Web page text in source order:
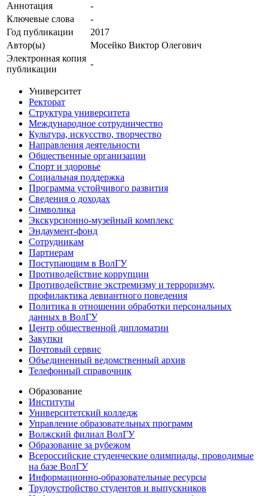
Аннотация
-
Ключевые cлова
-
Год публикации
2017
Автор(ы)
Мосейко Виктор Олегович
Электронная копия
публикации
-
Университет
Ректорат
Структура университета
Международное сотрудничество
Культура, искусство, творчество
Направления деятельности
Общественные организации
Спорт и здоровье
Социальная поддержка
Программа устойчивого развития
Сведения о доходах
Символика
Экскурсионно-музейный комплекс
Эндаумент-фонд
Сотрудникам
Партнерам
Поступающим в ВолГУ
Противодействие коррупции
Противодействие экстремизму и терроризму,
профилактика девиантного поведения
Политика в отношении обработки персональных
данных в ВолГУ
Центр общественной дипломатии
Закупки
Почтовый сервис
Объединенный ведомственный архив
Телефонный справочник
Образование
Институты
Университетский колледж
Управление образовательных программ
Волжский филиал ВолГУ
Образование за рубежом
Всероссийские студенческие олимпиады, проводимые
на базе ВолГУ
Информационно-образовательные ресурсы
Трудоустройство студентов и выпускников